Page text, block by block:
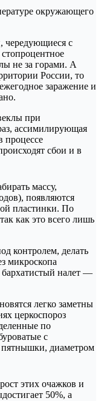
окружающего
чередующиеся с
не за горами. А
России, то
заражение и
при
ассимилирующая
процессе
сбои и в
массу,
появляются
пластинки. По
как это всего лишь
контролем, делать
микроскопа
бархатистый налет —
легко заметны
церкоспороз
по
с
пятнышки, диаметром
этих очажков и
50%, а